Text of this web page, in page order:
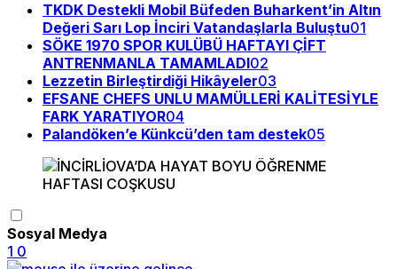
TKDK Destekli Mobil Büfeden Buharkent’in Altın
Değeri Sarı Lop İnciri Vatandaşlarla Buluştu01
SÖKE 1970 SPOR KULÜBÜ HAFTAYI ÇİFT
ANTRENMANLA TAMAMLADI02
Lezzetin Birleştirdiği Hikâyeler03
EFSANE CHEFS UNLU MAMÜLLERİ KALİTESİYLE
FARK YARATIYOR04
Palandöken’e Künkcü’den tam destek05
Sosyal Medya
1 0